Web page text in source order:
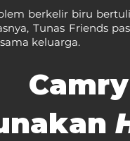
berkelir biru
Tunas Friends
keluarga.